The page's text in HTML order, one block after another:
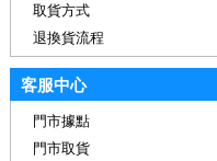
取貨方式
退換貨流程
客服中心
門市據點
門市取貨